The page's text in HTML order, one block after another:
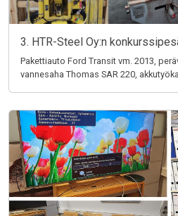
3. HTR-Steel Oy:n
Pakettiauto Ford Transit vm. 2013,
vannesaha Thomas SAR 220,